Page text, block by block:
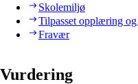
Skolemiljø
Tilpasset opplæring
Fravær
Vurdering